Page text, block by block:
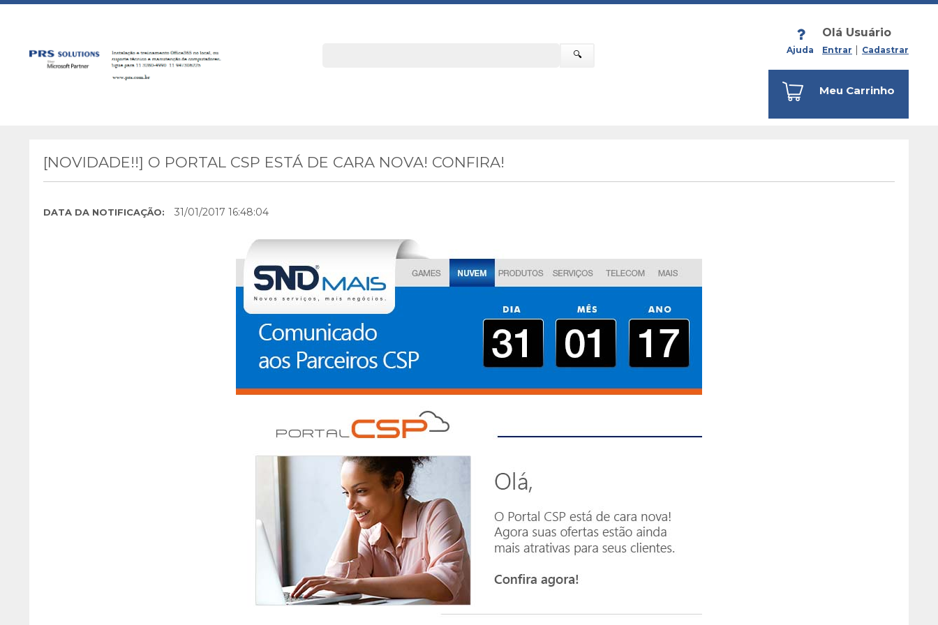
🔍 Ajuda
Olá Usuário
Entrar Cadastrar
Meu Carrinho
[NOVIDADE!!] O PORTAL CSP ESTÁ DE CARA NOVA! CONFIRA!
DATA DA NOTIFICAÇÃO: 31/01/2017 16:48:04